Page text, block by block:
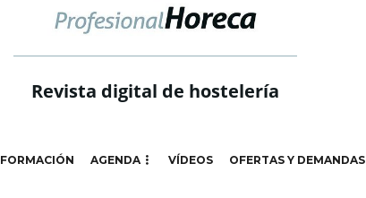
Revista digital de hostelería
FORMACIÓN AGENDA VÍDEOS OFERTAS Y DEMANDAS